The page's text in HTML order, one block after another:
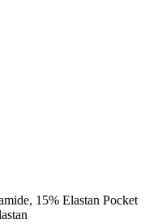
15% Elastan Pocket